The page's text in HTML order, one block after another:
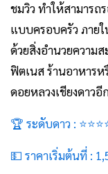
ชมวิว ทำให้สามารถ
แบบครอบครัว ภายใ
ด้วยสิ่งอำนวยความ
ฟิตเนส ร้านอาหาร
ดอยหลวงเชียงดาวอี
🏆 ระดับดาว :
💵 ราคาเริ่มต้นที่ :